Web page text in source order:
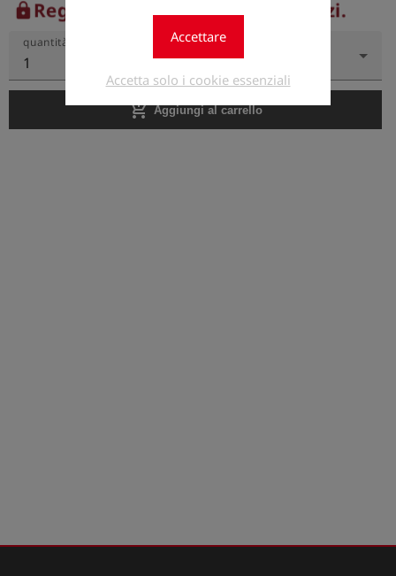
Accettare
Accetta solo i cookie essenziali
lockRegistrati ora per vedere i prezzi.
quantità
1
add_shopping_cart Aggiungi al carrello